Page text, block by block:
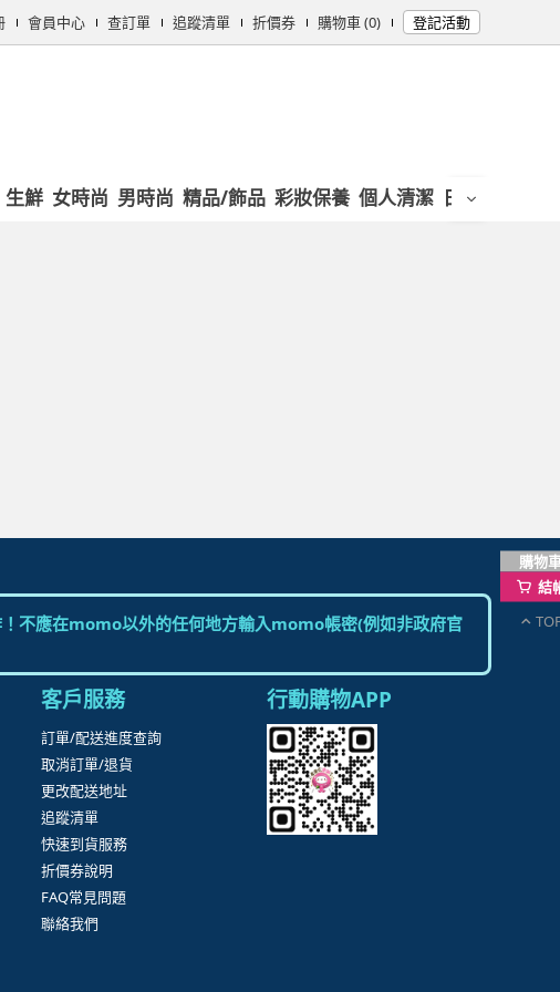
會員中心 查訂單 追蹤清單 折價券 購物車 (0) 登記活動
生鮮 女時尚 男時尚 精品/飾品 彩妝保養 個人清潔 日用/紙品
購物
結
不應在momo以外的任何地方輸入momo帳密(例如非政府官
客戶服務
訂單/配送進度查詢
取消訂單/退貨
更改配送地址
追蹤清單
快速到貨服務
折價券說明
FAQ常見問題
聯絡我們
行動購物APP